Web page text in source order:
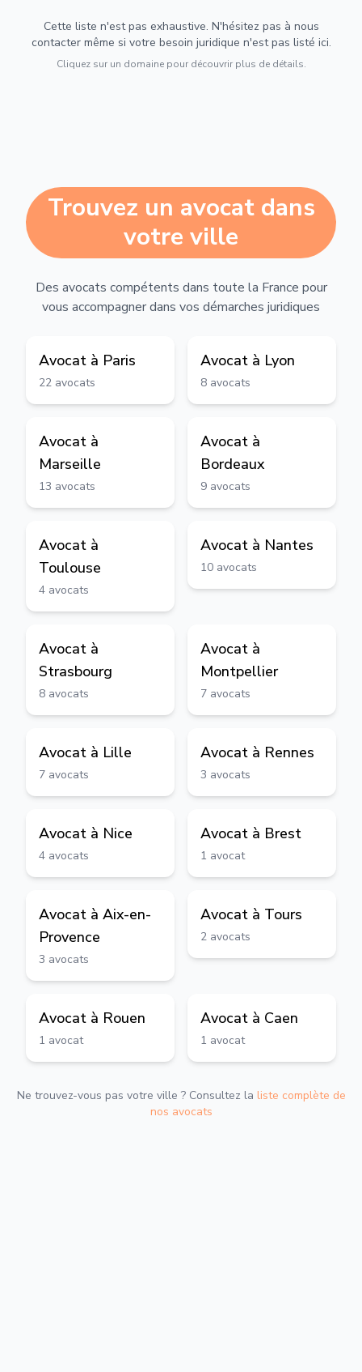
Cette liste n'est pas exhaustive. N'hésitez pas à nous
contacter même si votre besoin juridique n'est pas listé ici.
Cliquez sur un domaine pour découvrir plus de détails.
Trouvez un avocat dans
votre ville
Des avocats compétents dans toute la France pour
vous accompagner dans vos démarches juridiques
Avocat à Paris
22 avocats
Avocat à Lyon
8 avocats
Avocat à
Marseille
13 avocats
Avocat à
Bordeaux
9 avocats
Avocat à
Toulouse
4 avocats
Avocat à Nantes
10 avocats
Avocat à
Strasbourg
8 avocats
Avocat à
Montpellier
7 avocats
Avocat à Lille
7 avocats
Avocat à Rennes
3 avocats
Avocat à Nice
4 avocats
Avocat à Brest
1 avocat
Avocat à Aix-en-
Provence
3 avocats
Avocat à Tours
2 avocats
Avocat à Rouen
1 avocat
Avocat à Caen
1 avocat
Ne trouvez-vous pas votre ville ? Consultez la liste complète de
nos avocats